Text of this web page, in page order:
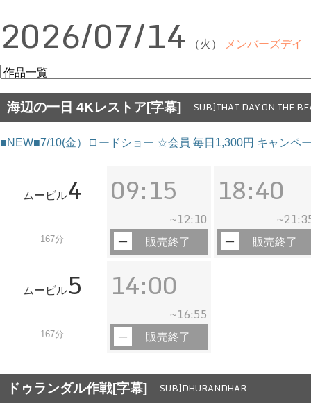
2026/07/14 （火） メンバーズデイ
海辺の一日 4Kレストア[字幕] SUB]THAT DAY ON THE
■NEW■7/10(金）ロードショー ☆会員 毎日1,300円 キャンペ
ムービル4
167分
09:15
~12:10
販売終了
18:40
~
販売終了
ムービル5
167分
14:00
~16:55
販売終了
ドゥランダル作戦[字幕] SUB]DHURANDHAR